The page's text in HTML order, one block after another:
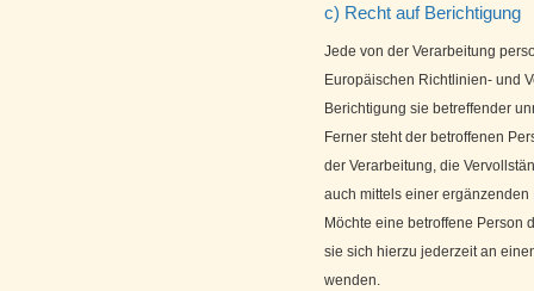
c) Recht auf Berichtigung
Jede von der Verarbeitung
Europäischen Richtlinien- und
Berichtigung sie betreffender
Ferner steht der betroffenen
der Verarbeitung, die
auch mittels einer
Möchte eine betroffene Person
sie sich hierzu jederzeit an
wenden.